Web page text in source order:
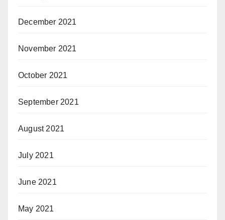
December 2021
November 2021
October 2021
September 2021
August 2021
July 2021
June 2021
May 2021